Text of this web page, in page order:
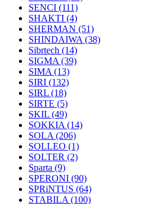
SENCI (111)
SHAKTI (4)
SHERMAN (51)
SHINDAIWA (38)
Sibrtech (14)
SIGMA (39)
SIMA (13)
SIRI (132)
SIRL (18)
SIRTE (5)
SKIL (49)
SOKKIA (14)
SOLA (206)
SOLLEO (1)
SOLTER (2)
Sparta (9)
SPERONI (90)
SPRiNTUS (64)
STABILA (100)